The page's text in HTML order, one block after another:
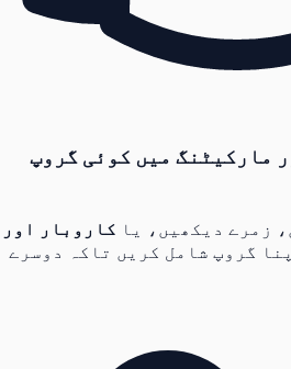
مارکیٹنگ میں کوئی گروپ
زمرے دیکھیں، یا کاروبار اور
گروپ شامل کریں تاکہ دوسرے